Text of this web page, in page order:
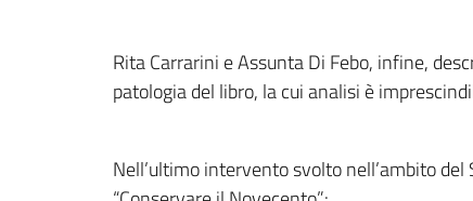
Rita Carrarini e Assunta Di Febo, infine,
patologia del libro, la cui analisi è
Nell’ultimo intervento svolto nell’ambito